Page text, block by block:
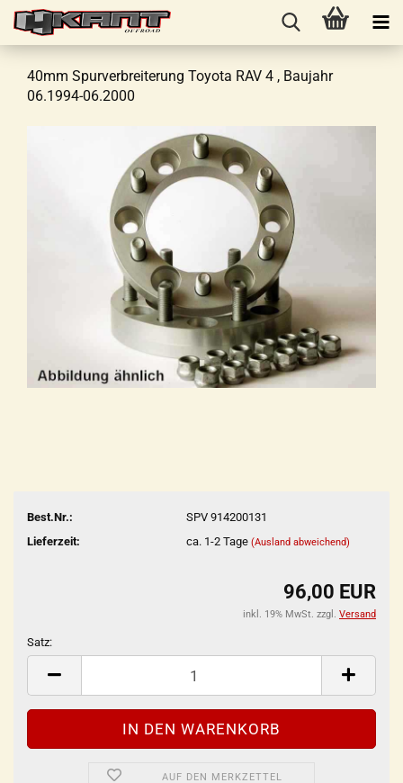
40mm Spurverbreiterung Toyota RAV 4 , Baujahr
06.1994-06.2000
Best.Nr.:
SPV 914200131
Lieferzeit:
ca. 1-2 Tage (Ausland abweichend)
96,00 EUR
inkl. 19% MwSt. zzgl. Versand
Satz:
Satz
AUF DEN MERKZETTEL